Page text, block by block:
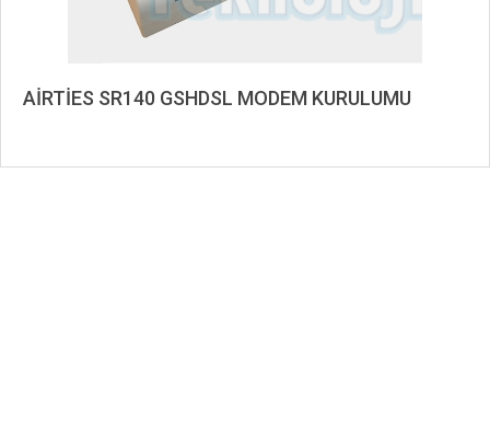
AİRTİES SR140 GSHDSL MODEM KURULUMU